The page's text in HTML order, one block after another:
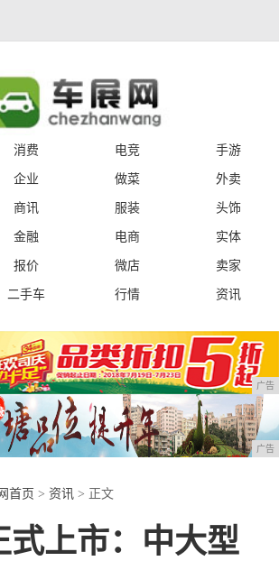
消费 电竞
手游
企业 做菜
外卖
商讯 服装
头饰
金融 电商
实体
报价 微店
卖家
二手车 行情 资讯
广告
广告
首页 > 资讯 > 正文
式上市：中大型